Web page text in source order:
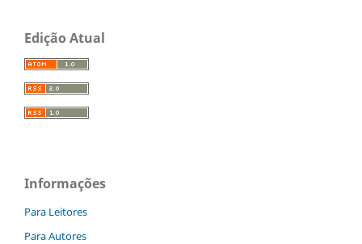
Edição Atual
Informações
Para Leitores
Para Autores